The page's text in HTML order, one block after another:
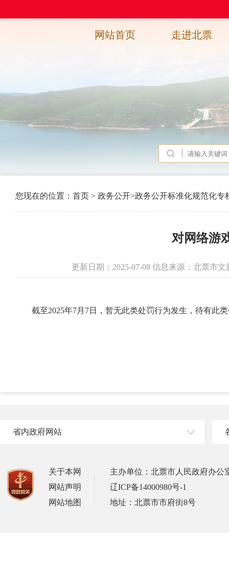
网站首页 走进北票
您现在的位置： 首页 > 政务公开>政务公开标准化规范化专
对网络游
更新日期：2025-07-08 信息来源：北票市
截至2025年7月7日，暂无此类处罚行为发生，待有此
省内政府网站
关于本网
网站声明
网站地图
主办单位：北票市人民政府办公
辽ICP备14000980号-1
地址：北票市市府街8号